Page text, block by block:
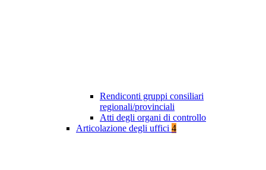
Rendiconti gruppi consiliari
regionali/provinciali
Atti degli organi di controllo
Articolazione degli uffici 4